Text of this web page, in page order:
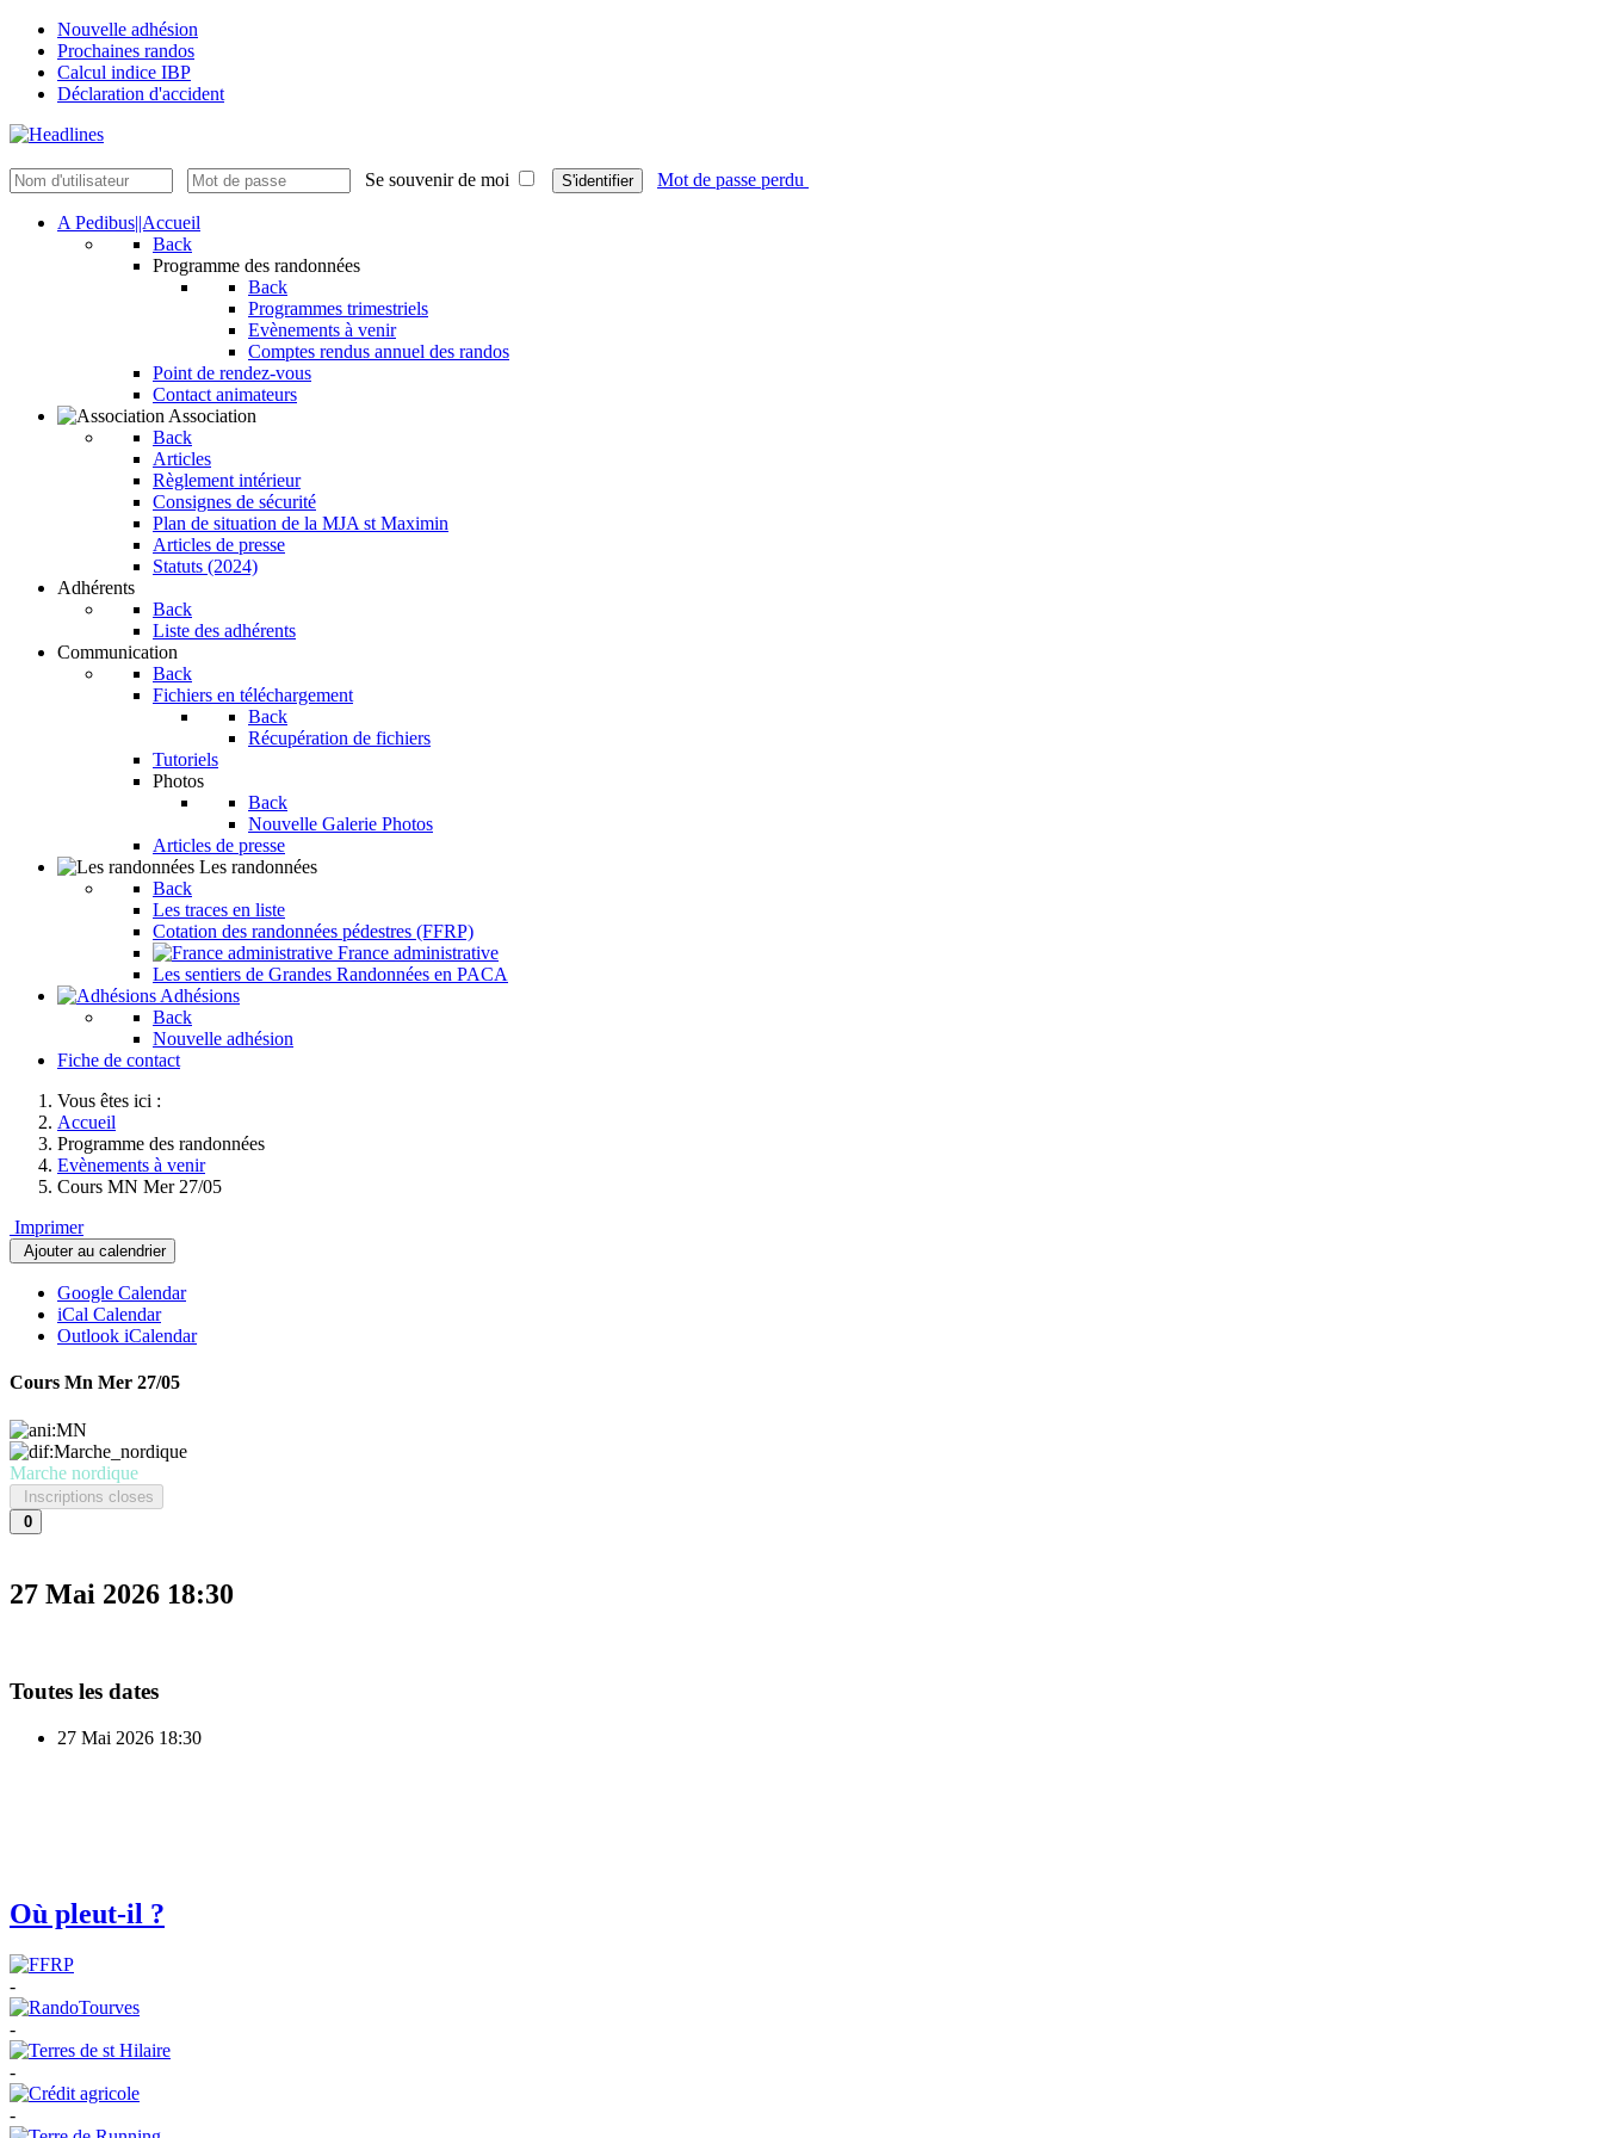
Nouvelle adhésion
Prochaines randos
Calcul indice IBP
Déclaration d'accident
Se souvenir de moi S'identifier Mot de passe perdu
A Pedibus||Accueil
Back
Programme des randonnées
Back
Programmes trimestriels
Evènements à venir
Comptes rendus annuel des randos
Point de rendez-vous
Contact animateurs
Association
Back
Articles
Règlement intérieur
Consignes de sécurité
Plan de situation de la MJA st Maximin
Articles de presse
Statuts (2024)
Adhérents
Back
Liste des adhérents
Communication
Back
Fichiers en téléchargement
Back
Récupération de fichiers
Tutoriels
Photos
Back
Nouvelle Galerie Photos
Articles de presse
Les randonnées
Back
Les traces en liste
Cotation des randonnées pédestres (FFRP)
France administrative
Les sentiers de Grandes Randonnées en PACA
Adhésions
Back
Nouvelle adhésion
Fiche de contact
Vous êtes ici :
Accueil
Programme des randonnées
Evènements à venir
Cours MN Mer 27/05
Imprimer
Ajouter au calendrier
Google Calendar
iCal Calendar
Outlook iCalendar
Cours Mn Mer 27/05
Marche nordique
Inscriptions closes
0
27 Mai 2026 18:30
Toutes les dates
27 Mai 2026 18:30
Où pleut-il ?
-
-
-
-